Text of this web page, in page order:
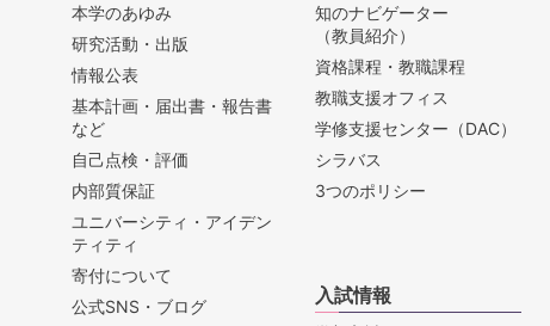
本学のあゆみ
研究活動・出版
情報公表
基本計画・届出書・報告書
など
自己点検・評価
内部質保証
ユニバーシティ・アイデン
ティティ
寄付について
公式SNS・ブログ
知のナビゲーター
（教員紹介）
資格課程・教職課程
教職支援オフィス
学修支援センター（DAC）
シラバス
3つのポリシー
入試情報